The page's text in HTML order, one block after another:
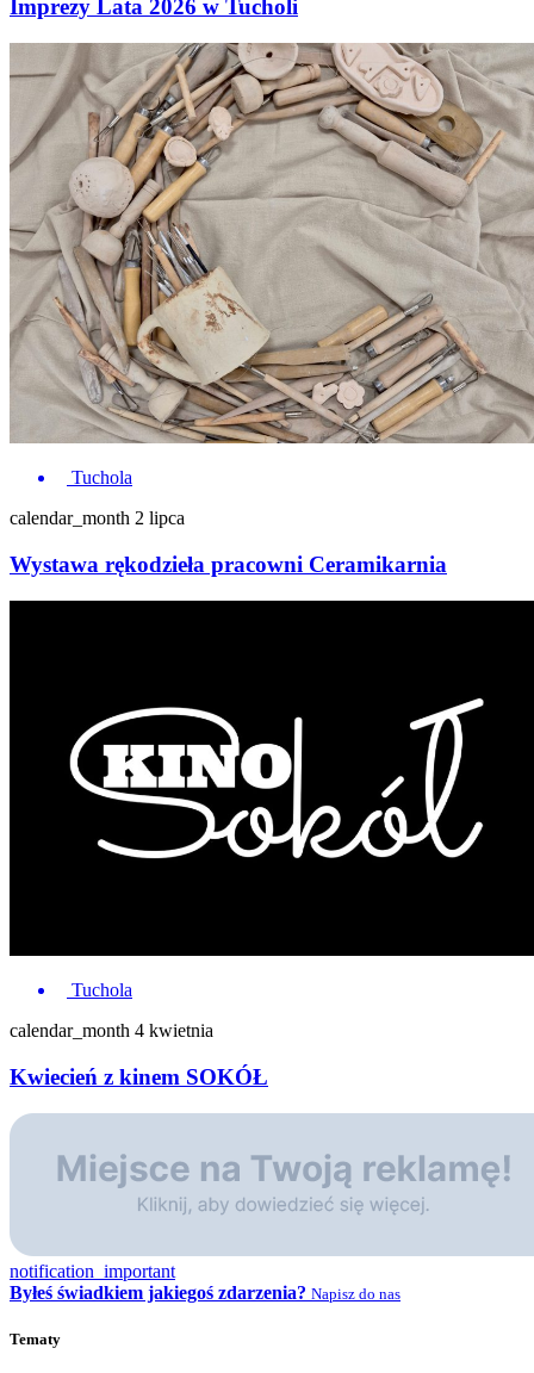
Imprezy Lata 2026 w Tucholi
Tuchola
calendar_month 2 lipca
Wystawa rękodzieła pracowni Ceramikarnia
Tuchola
calendar_month 4 kwietnia
Kwiecień z kinem SOKÓŁ
notification_important
Byłeś świadkiem jakiegoś zdarzenia? Napisz do nas
Tematy